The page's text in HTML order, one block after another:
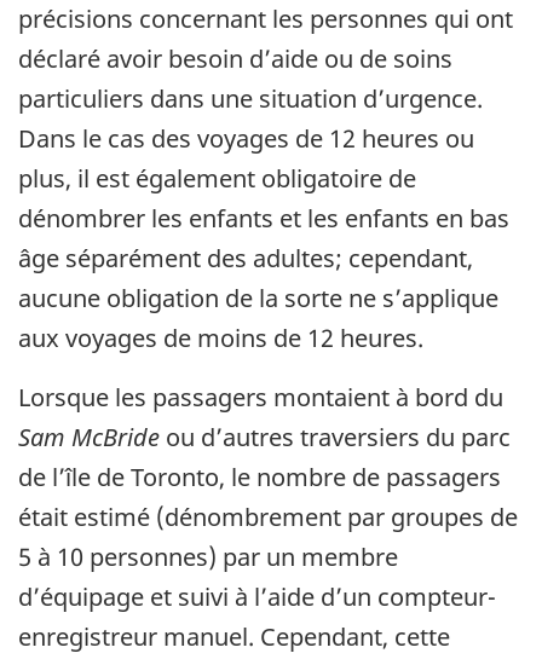
précisions concernant les personnes qui ont
déclaré avoir besoin d’aide ou de soins
particuliers dans une situation d’urgence.
Dans le cas des voyages de 12 heures ou
plus, il est également obligatoire de
dénombrer les enfants et les enfants en bas
âge séparément des adultes; cependant,
aucune obligation de la sorte ne s’applique
aux voyages de moins de 12 heures.
Lorsque les passagers montaient à bord du
Sam McBride ou d’autres traversiers du parc
de l’île de Toronto, le nombre de passagers
était estimé (dénombrement par groupes de
5 à 10 personnes) par un membre
d’équipage et suivi à l’aide d’un compteur-
enregistreur manuel. Cependant, cette